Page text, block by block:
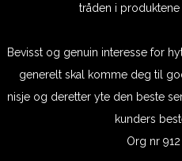
tråden i
Bevisst og genuin interesse for
generelt skal komme deg til
nisje og deretter yte den beste
kunders
Org nr